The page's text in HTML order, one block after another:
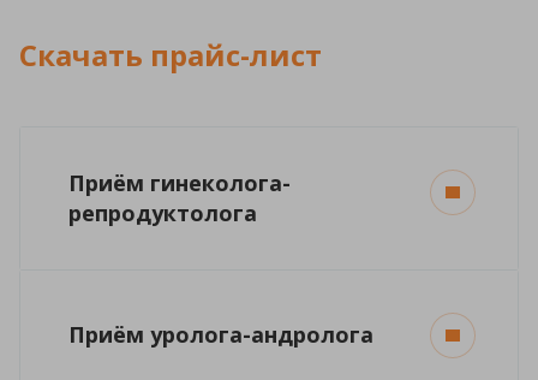
Скачать прайс-лист
Приём гинеколога-
репродуктолога
Приём уролога-андролога